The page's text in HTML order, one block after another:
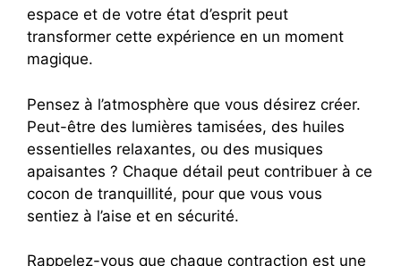
espace et de votre état d’esprit peut
transformer cette expérience en un moment
magique.
Pensez à l’atmosphère que vous désirez créer.
Peut-être des lumières tamisées, des huiles
essentielles relaxantes, ou des musiques
apaisantes ? Chaque détail peut contribuer à ce
cocon de tranquillité, pour que vous vous
sentiez à l’aise et en sécurité.
Rappelez-vous que chaque contraction est une